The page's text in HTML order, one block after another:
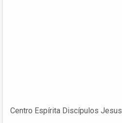
Centro Espírita Discípulos